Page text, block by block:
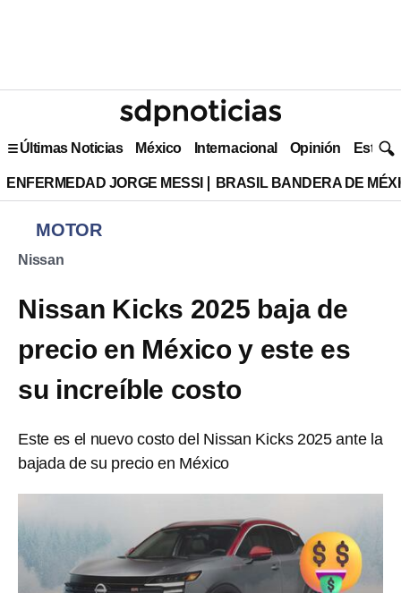
Últimas Noticias México Internacional Opinión Estilo
ENFERMEDAD JORGE MESSI BRASIL BANDERA DE
MOTOR
Nissan
Nissan Kicks 2025 baja de
precio en México y este es
su increíble costo
Este es el nuevo costo del Nissan Kicks 2025 ante la
bajada de su precio en México